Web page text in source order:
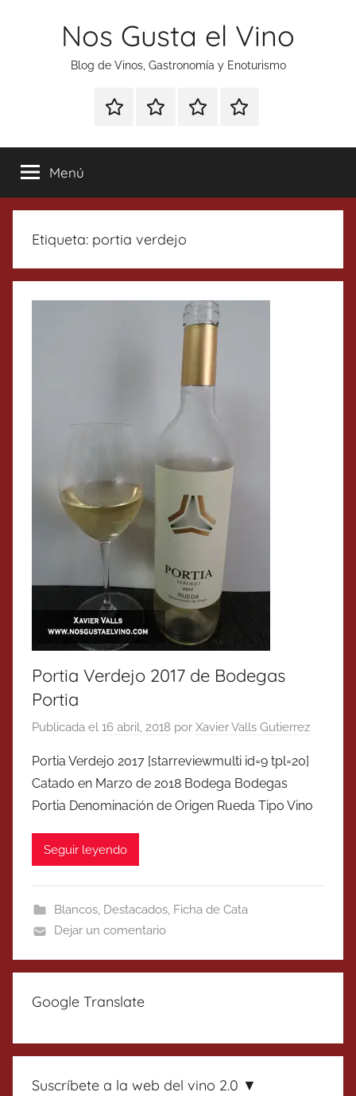
Nos Gusta el Vino
Blog de Vinos, Gastronomía y Enoturismo
Especial
Tonics
Enoturismo
Gastronomía
RankingContacto
Menú
Etiqueta: portia verdejo
Portia Verdejo 2017 de Bodegas
Portia
Publicada el 16 abril, 2018 por Xavier Valls Gutierrez
Portia Verdejo 2017 [starreviewmulti id=9 tpl=20]
Catado en Marzo de 2018 Bodega Bodegas
Portia Denominación de Origen Rueda Tipo Vino
Seguir leyendo
Blancos, Destacados, Ficha de Cata
Dejar un comentario
Google Translate
Suscríbete a la web del vino 2.0 ▼